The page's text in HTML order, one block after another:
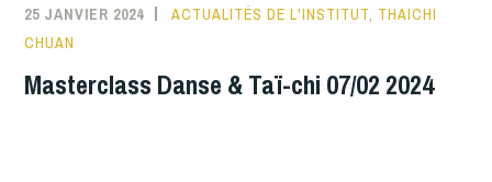
25 JANVIER 2024 ACTUALITÉS DE L'INSTITUT, THAICHI
CHUAN
Masterclass Danse & Taï-chi 07/02 2024